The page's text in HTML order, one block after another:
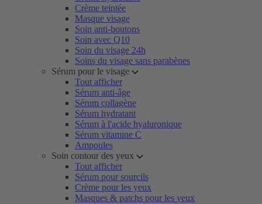
Crème teintée
Masque visage
Soin anti-boutons
Soin avec Q10
Soin du visage 24h
Soins du visage sans parabènes
Sérum pour le visage
Tout afficher
Sérum anti-âge
Sérum collagène
Sérum hydratant
Sérum à l'acide hyaluronique
Sérum vitamine C
Ampoules
Soin contour des yeux
Tout afficher
Sérum pour sourcils
Crème pour les yeux
Masques & patchs pour les yeux